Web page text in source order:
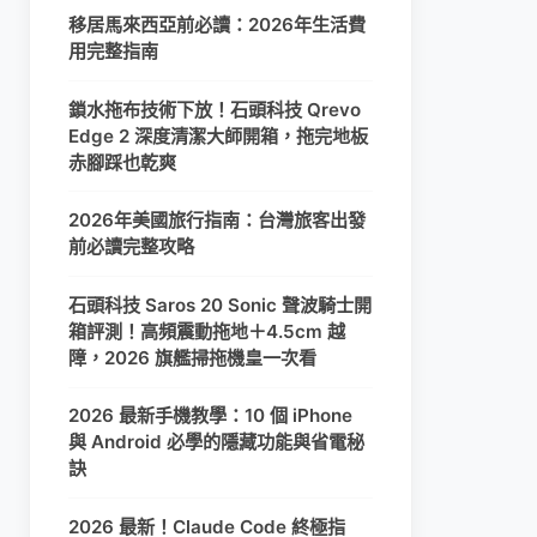
移居馬來西亞前必讀：2026年生活費
用完整指南
鎖水拖布技術下放！石頭科技 Qrevo
Edge 2 深度清潔大師開箱，拖完地板
赤腳踩也乾爽
2026年美國旅行指南：台灣旅客出發
前必讀完整攻略
石頭科技 Saros 20 Sonic 聲波騎士開
箱評測！高頻震動拖地＋4.5cm 越
障，2026 旗艦掃拖機皇一次看
2026 最新手機教學：10 個 iPhone
與 Android 必學的隱藏功能與省電秘
訣
2026 最新！Claude Code 終極指